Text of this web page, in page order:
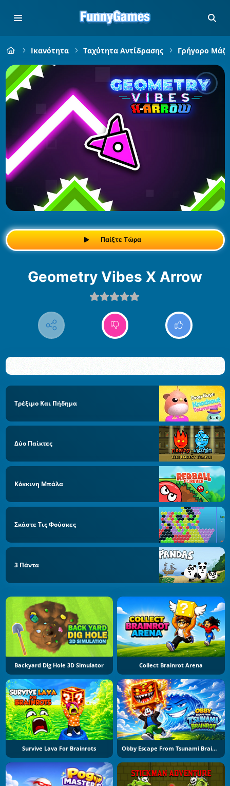
Ικανότητα Ταχύτητα Αντίδρασης Γρήγορο
Παίξτε Τώρα
Geometry Vibes X Arrow
Τρέξιμο Και Πήδημα
Δύο Παίκτες
Κόκκινη Μπάλα
Σκάστε Τις Φούσκες
3 Πάντα
Backyard Dig Hole 3D Simulator Collect Brainrot Arena
Survive Lava For Brainrots Obby Escape From Tsunami Brainrot